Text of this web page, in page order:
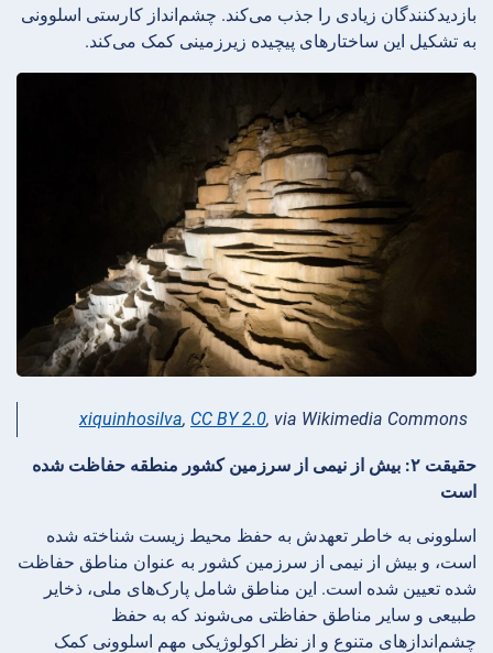
بازدیدکنندگان زیادی را جذب می‌کند. چشم‌انداز کارستی اسلوونی
به تشکیل این ساختارهای پیچیده زیرزمینی کمک می‌کند.
xiquinhosilva, CC BY 2.0, via Wikimedia Commons
حقیقت ۲: بیش از نیمی از سرزمین کشور منطقه حفاظت شده
است
اسلوونی به خاطر تعهدش به حفظ محیط زیست شناخته شده
است، و بیش از نیمی از سرزمین کشور به عنوان مناطق حفاظت
شده تعیین شده است. این مناطق شامل پارک‌های ملی، ذخایر
طبیعی و سایر مناطق حفاظتی می‌شوند که به حفظ
چشم‌اندازهای متنوع و از نظر اکولوژیکی مهم اسلوونی کمک